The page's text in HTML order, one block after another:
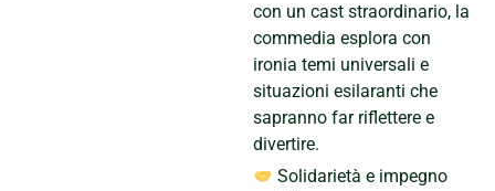
con un cast straordinario, la
commedia esplora con
ironia temi universali e
situazioni esilaranti che
sapranno far riflettere e
divertire.
Solidarietà e impegno